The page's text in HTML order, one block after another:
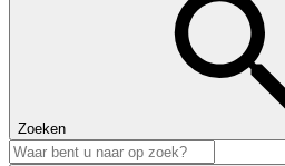
Zoeken